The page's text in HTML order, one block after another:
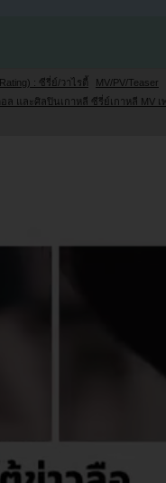
: ซีรี่ย์/วาไรตี้
MV/PV/Teaser
อล และศิลปินเกาหลี ซีรี่ย์เกาหลี MV